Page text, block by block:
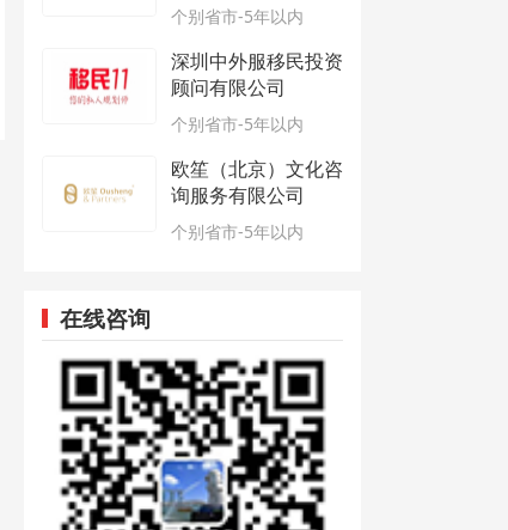
个别省市-5年以内
深圳中外服移民投资
顾问有限公司
个别省市-5年以内
欧笙（北京）文化咨
询服务有限公司
个别省市-5年以内
在线咨询